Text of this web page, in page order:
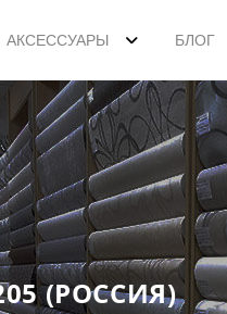
АКСЕССУАРЫ БЛОГ
(РОССИЯ)